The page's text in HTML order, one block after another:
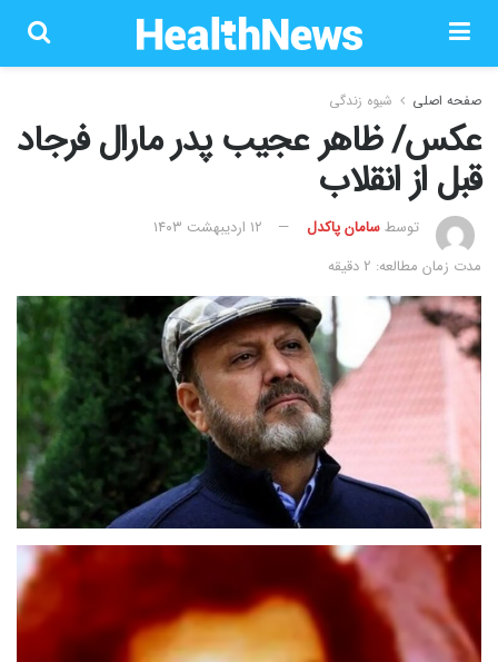
صفحه اصلی شیوه زندگی
عکس/ ظاهر عجیب پدر مارال فرجاد
قبل از انقلاب
توسطسامان پاکدل
۱۲ اردیبهشت ۱۴۰۳
مدت زمان مطالعه: 2 دقیقه